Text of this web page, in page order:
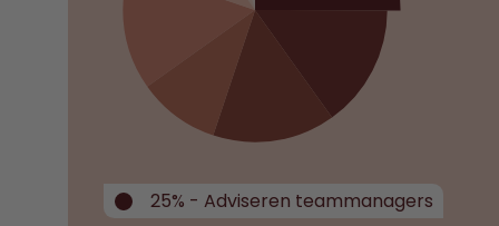
25% - Adviseren teammanagers